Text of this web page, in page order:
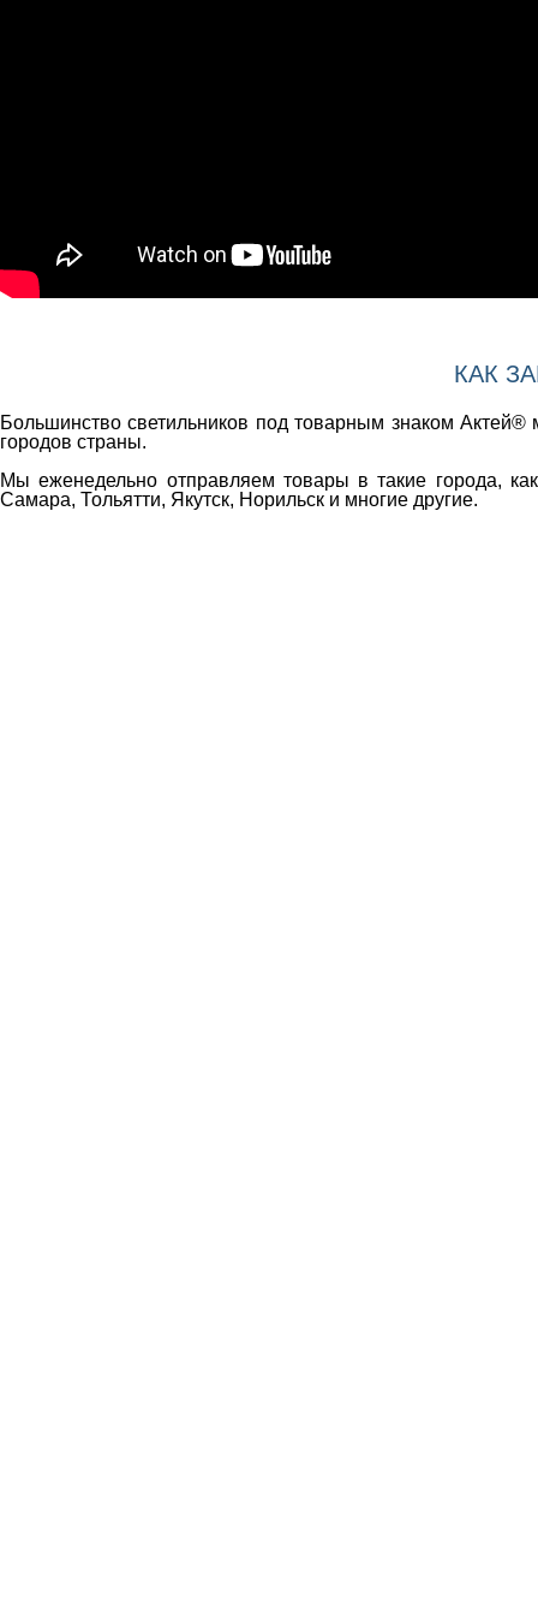
КАК
Большинство светильников под товарным знаком
городов страны.
Мы еженедельно отправляем товары в такие города,
Самара, Тольятти, Якутск, Норильск и многие другие.